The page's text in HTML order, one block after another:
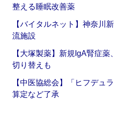
整える睡眠改善薬
【バイタルネット】神奈川
流施設
【大塚製薬】新規IgA腎症
切り替えも
【中医協総会】「ヒフデュ
算定など了承